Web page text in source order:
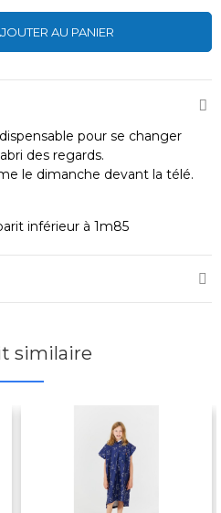
AU PANIER
pour se changer
des regards.
le dimanche devant la télé.
inférieur à 1m85
similaire